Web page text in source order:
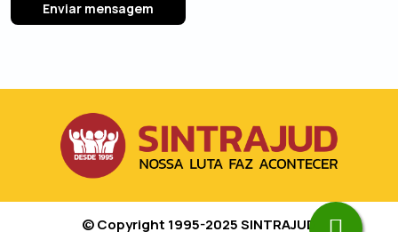
© Copyright 1995-2025 SINTRAJUD